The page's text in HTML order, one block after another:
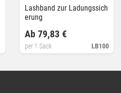
Lashband zur Ladungssich
erung
LB100
Ab 79,83 €
per 1 Sack